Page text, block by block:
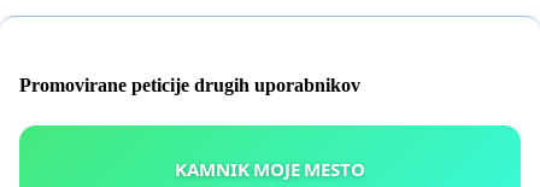
Promovirane peticije drugih uporabnikov
KAMNIK MOJE MESTO